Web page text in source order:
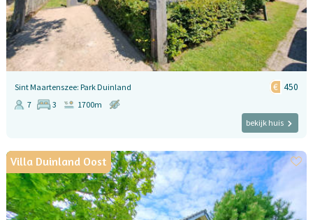
Sint Maartenszee: Park Duinland 450
7 3
1700m
bekijk huis
Villa Duinland Oost